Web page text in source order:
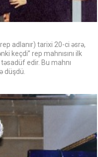
adlanır) tarixi 20-ci əsrə,
keçdi” rep mahnısını ilk
edir. Bu mahnı
düşdü.